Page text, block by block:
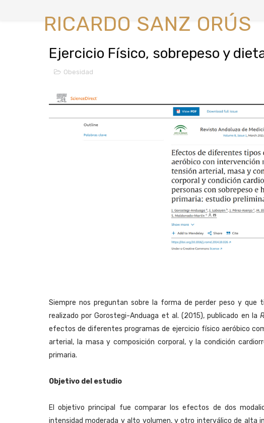
RICARDO SANZ ORÚS
Ejercicio Físico, sobrepeso y
Obesidad
Siempre nos preguntan sobre la forma de perder peso y que
realizado por Gorostegi-Anduaga et al. (2015), publicado en la
efectos de diferentes programas de ejercicio físico aeróbico
arterial, la masa y composición corporal, y la condición
primaria.
Objetivo del estudio
El objetivo principal fue comparar los efectos de dos
intensidad moderada y alto volumen, y otro interválico de alta